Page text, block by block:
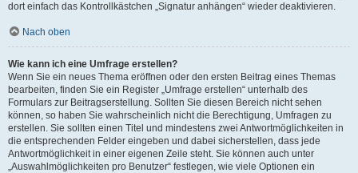
dort einfach das Kontrollkästchen „Signatur anhängen“ wieder deaktivieren.
Nach oben
Wie kann ich eine Umfrage erstellen?
Wenn Sie ein neues Thema eröffnen oder den ersten Beitrag eines Themas
bearbeiten, finden Sie ein Register „Umfrage erstellen“ unterhalb des
Formulars zur Beitragserstellung. Sollten Sie diesen Bereich nicht sehen
können, so haben Sie wahrscheinlich nicht die Berechtigung, Umfragen zu
erstellen. Sie sollten einen Titel und mindestens zwei Antwortmöglichkeiten in
die entsprechenden Felder eingeben und dabei sicherstellen, dass jede
Antwortmöglichkeit in einer eigenen Zeile steht. Sie können auch unter
„Auswahlmöglichkeiten pro Benutzer“ festlegen, wie viele Optionen ein